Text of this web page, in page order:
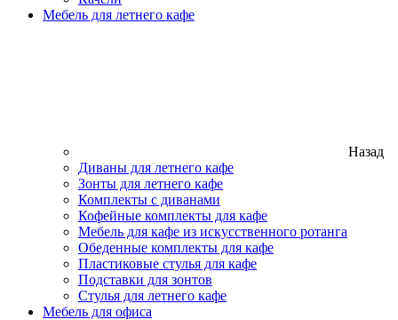
Мебель для летнего кафе
Назад
Диваны для летнего кафе
Зонты для летнего кафе
Комплекты с диванами
Кофейные комплекты для кафе
Мебель для кафе из искусственного ротанга
Обеденные комплекты для кафе
Пластиковые стулья для кафе
Подставки для зонтов
Стулья для летнего кафе
Мебель для офиса